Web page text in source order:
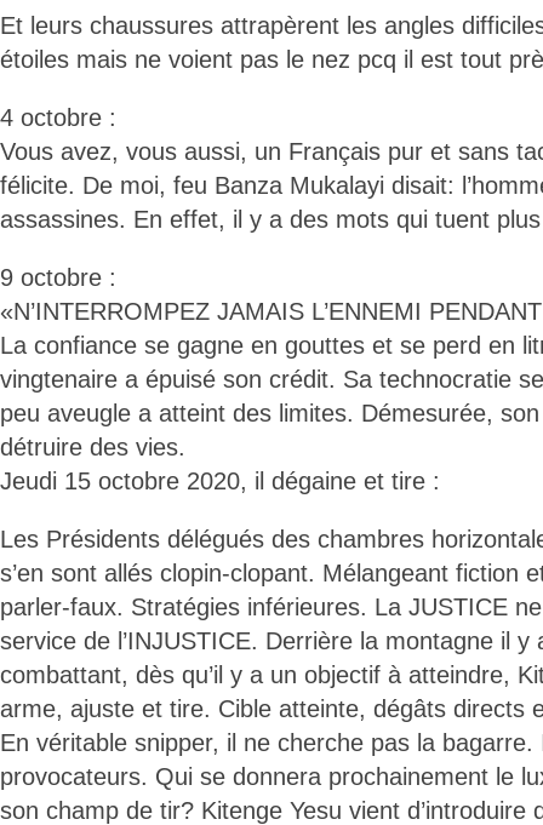
Et leurs chaussures attrapèrent les angles
étoiles mais ne voient pas le nez pcq il est tout
4 octobre :
Vous avez, vous aussi, un Français pur et sans
félicite. De moi, feu Banza Mukalayi disait:
assassines. En effet, il y a des mots qui tuent
9 octobre :
«N’INTERROMPEZ JAMAIS L’ENNEMI
La confiance se gagne en gouttes et se perd en
vingtenaire a épuisé son crédit. Sa technocratie
peu aveugle a atteint des limites. Démesurée,
détruire des vies.
Jeudi 15 octobre 2020, il dégaine et tire :
Les Présidents délégués des chambres
s’en sont allés clopin-clopant. Mélangeant fiction
parler-faux. Stratégies inférieures. La JUSTICE
service de l’INJUSTICE. Derrière la montagne il
combattant, dès qu’il y a un objectif à atteindre,
arme, ajuste et tire. Cible atteinte, dégâts directs
En véritable snipper, il ne cherche pas la bagarre.
provocateurs. Qui se donnera prochainement le
son champ de tir? Kitenge Yesu vient d’introduire